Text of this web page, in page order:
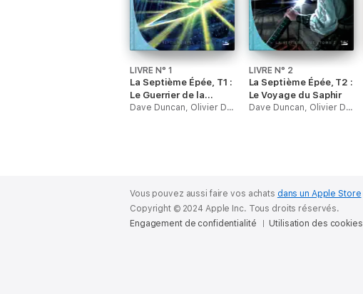
LIVRE N° 1
La Septième Épée, T1 :
Le Guerrier de la
déesse
Dave Duncan, Olivier Debernard & Miguel Coimbra
LIVRE N° 2
La Septième Épée, T2 :
Le Voyage du Saphir
Dave Duncan, Olivier Debernard & Miguel Coimbra
Vous pouvez aussi faire vos achats dans un Apple Store
Copyright © 2024 Apple Inc. Tous droits réservés.
Engagement de confidentialité
Utilisation des cookies